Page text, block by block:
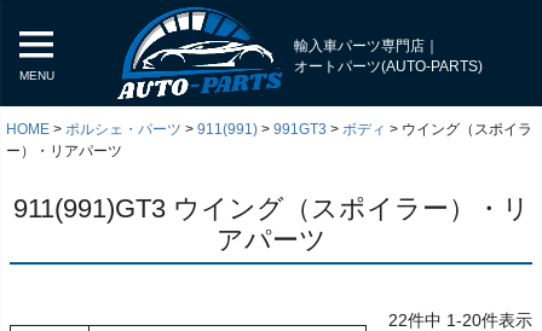
MENU
輸入車パーツ専門店｜
オートパーツ(AUTO-PARTS)
HOME ポルシェ・パーツ 911(991) 991GT3 ボディ
ウイング（スポイラ
ー）・リアパーツ
911(991)GT3 ウイング（スポイラー）・リ
アパーツ
22件中 1-20件表示